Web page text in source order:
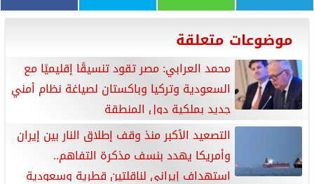
موضوعات متعلقة
محمد العرابي: مصر تقود تنسيقًا إقليميًا مع
السعودية وتركيا وباكستان لصياغة نظام أمني
جديد بملكية دول المنطقة
التصعيد الأكبر منذ وقف إطلاق النار بين إيران
وأمريكا يهدد بنسف مذكرة التفاهم..
استهداف إيرانى لناقلتين قطرية وسعودية